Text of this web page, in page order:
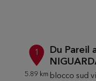
1
5.89 km
Du Pareil
blocco sud